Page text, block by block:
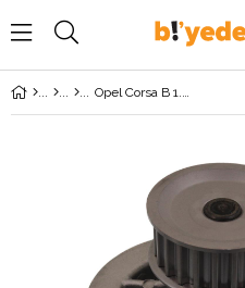
Opel Corsa B 1.4 16 Valf Devirdaim Su Pompası GRAF